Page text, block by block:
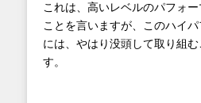
これは、高いレベルのパフォ
ことを言いますが、このハイ
には、やはり没頭して取り組
す。